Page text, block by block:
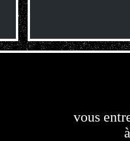
vous